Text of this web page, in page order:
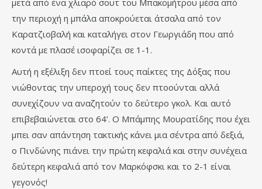
μετά από ένα χλιαρό σουτ του Μπακομήτρου μέσα από
την περιοχή η μπάλα αποκρούεται άτσαλα από τον
Καρατζιοβαλή και καταλήγει στον Γεωργιάδη που από
κοντά με πλασέ ισοφαρίζει σε 1-1.
Αυτή η εξέλιξη δεν πτοεί τους παίκτες της Δόξας που
νιώθοντας την υπεροχή τους δεν πτοούνται αλλά
συνεχίζουν να αναζητούν το δεύτερο γκολ. Και αυτό
επιβεβαιώνεται στο 64’. Ο Μπάμπης Μουρατίδης που έχει
μπει σαν απάντηση τακτικής κάνει μια σέντρα από δεξιά,
ο Πινδώνης πιάνει την πρώτη κεφαλιά και στην συνέχεια
δεύτερη κεφαλιά από τον Μαρκόφσκι και το 2-1 είναι
γεγονός!